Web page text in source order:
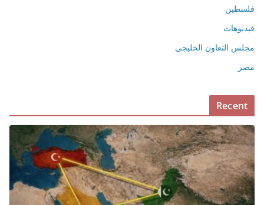
فلسطين
فيديوهات
مجلس التعاون الخليجي
مصر
Recent